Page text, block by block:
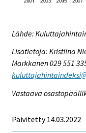
Lähde:
Lisätietoja: Kristiina
Markkanen 029 551
Vastaava
Päivitetty 14.03.2022